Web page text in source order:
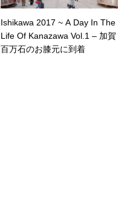
Ishikawa 2017 ~ A Day In The
Life Of Kanazawa Vol.1 – 加賀
百万石のお膝元に到着